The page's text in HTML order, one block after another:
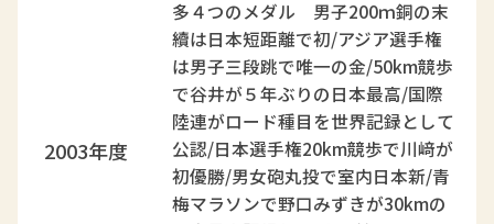
2003年度
多４つのメダル 男子200ｍ銅の末
續は日本短距離で初/アジア選手権
は男子三段跳で唯一の金/50km競歩
で谷井が５年ぶりの日本最高/国際
陸連がロード種目を世界記録として
公認/日本選手権20km競歩で川﨑が
初優勝/男女砲丸投で室内日本新/青
梅マラソンで野口みずきが30kmの